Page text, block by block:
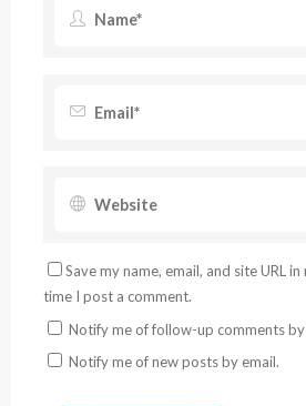
Save my name, email, and site URL
time I post a comment.
Notify me of follow-up comments by
Notify me of new posts by email.